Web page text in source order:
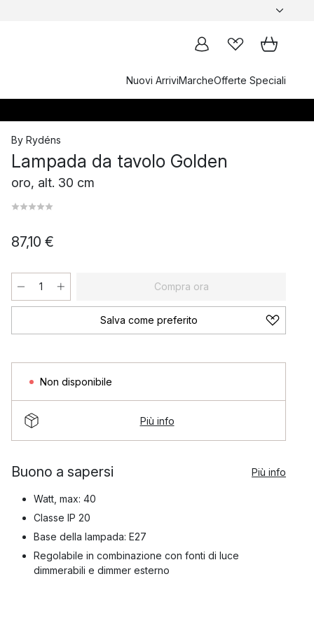
Nuovi ArriviMarcheOfferte Speciali
By Rydéns
Lampada da tavolo Golden
oro, alt. 30 cm
87,10 €
Compra ora
Salva come preferito
Non disponibile
Più info
Buono a sapersi Più info
Watt, max: 40
Classe IP 20
Base della lampada: E27
Regolabile in combinazione con fonti di luce
dimmerabili e dimmer esterno